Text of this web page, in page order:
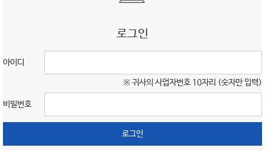
로그인
아이디
※ 귀사의 사업자번호 10자리 (숫자만 입력)
비밀번호
로그인